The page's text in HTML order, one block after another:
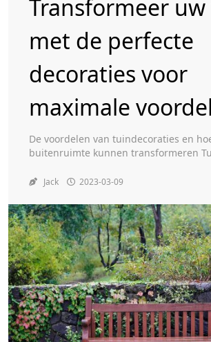
Toggle
Transformeer
met de perfecte
decoraties voor
maximale
De voordelen van tuindecoraties en
buitenruimte kunnen transformeren
aan uw buitenruimte toe te voegen, en
Of je nu een vleugje eigenzinnigheid
toevoegen, tuindecoraties kunnen
achtertuin om te […]
Jack 2023-03-09